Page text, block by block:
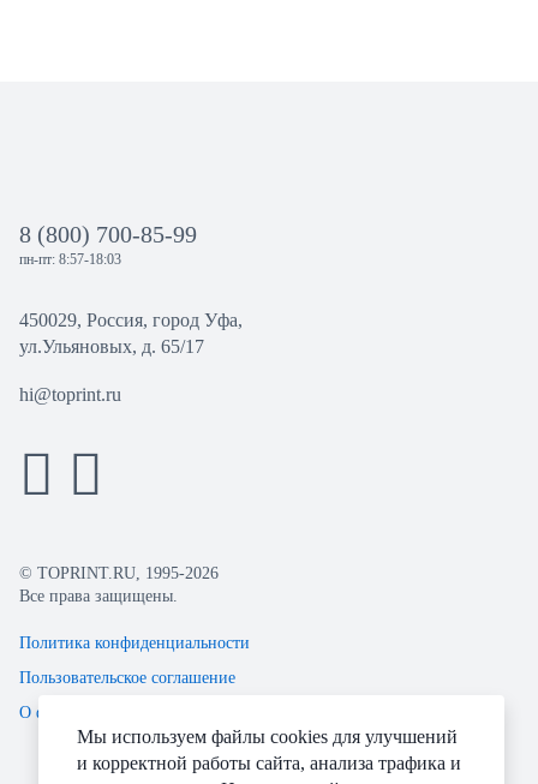
8 (800) 700-85-99
пн-пт: 8:57-18:03
450029, Россия, город Уфа,
ул.Ульяновых, д. 65/17
hi@toprint.ru
© TOPRINT.RU, 1995-2026
Все права защищены.
Политика конфиденциальности
Пользовательское соглашение
О файлах Cookie
Мы используем файлы cookies для улучшений
и корректной работы сайта, анализа трафика и